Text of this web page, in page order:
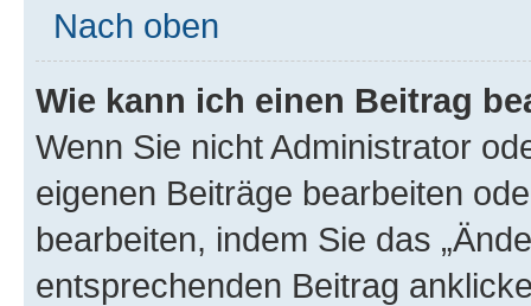
Nach oben
Wie kann ich einen Beitrag
Wenn Sie nicht Administrator
eigenen Beiträge bearbeiten
bearbeiten, indem Sie das
entsprechenden Beitrag